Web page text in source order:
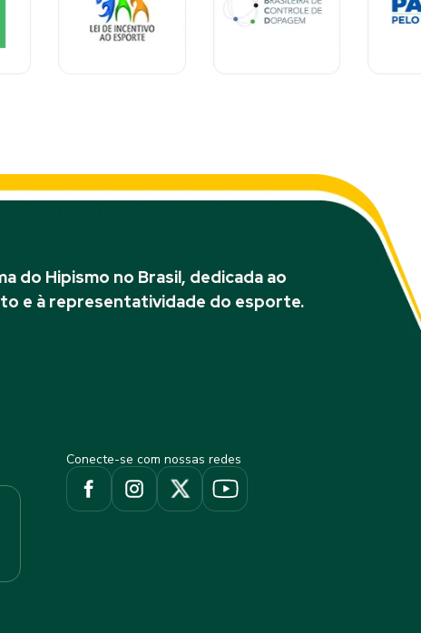
do Hipismo no Brasil, dedicada ao
e à representatividade do esporte.
Conecte-se com nossas redes